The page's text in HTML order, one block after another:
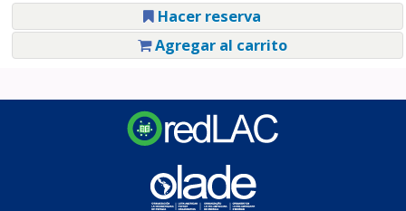
Hacer reserva
Agregar al carrito